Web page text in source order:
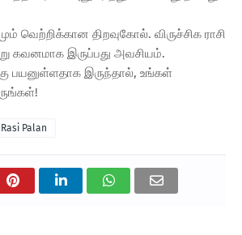
வெற்றிக்கான திறவுகோல். விருச்சிக ராசி
கவனமாக இருப்பது அவசியம்.
பயனுள்ளதாக இருந்தால், உங்கள்
Palan